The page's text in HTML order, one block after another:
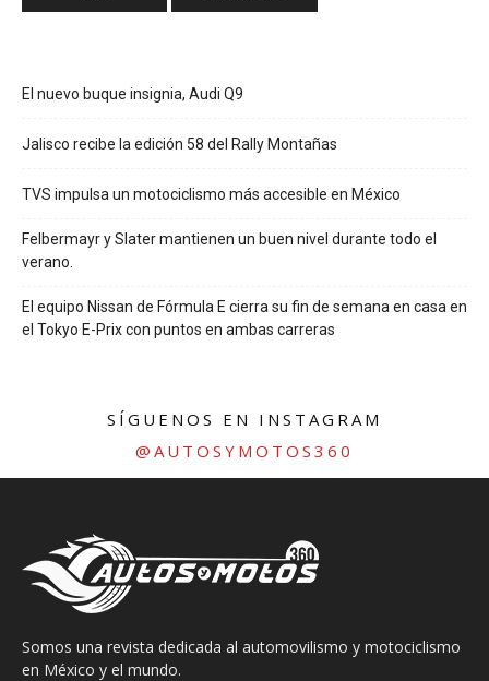
El nuevo buque insignia, Audi Q9
Jalisco recibe la edición 58 del Rally Montañas
TVS impulsa un motociclismo más accesible en México
Felbermayr y Slater mantienen un buen nivel durante todo el
verano.
El equipo Nissan de Fórmula E cierra su fin de semana en casa en
el Tokyo E-Prix con puntos en ambas carreras
SÍGUENOS EN INSTAGRAM
@AUTOSYMOTOS360
Somos una revista dedicada al automovilismo y motociclismo
en México y el mundo.